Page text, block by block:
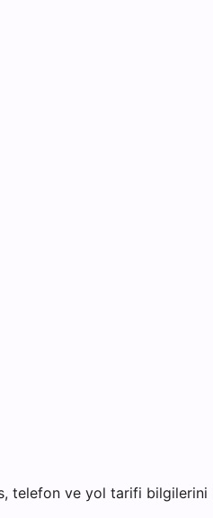
telefon ve yol tarifi